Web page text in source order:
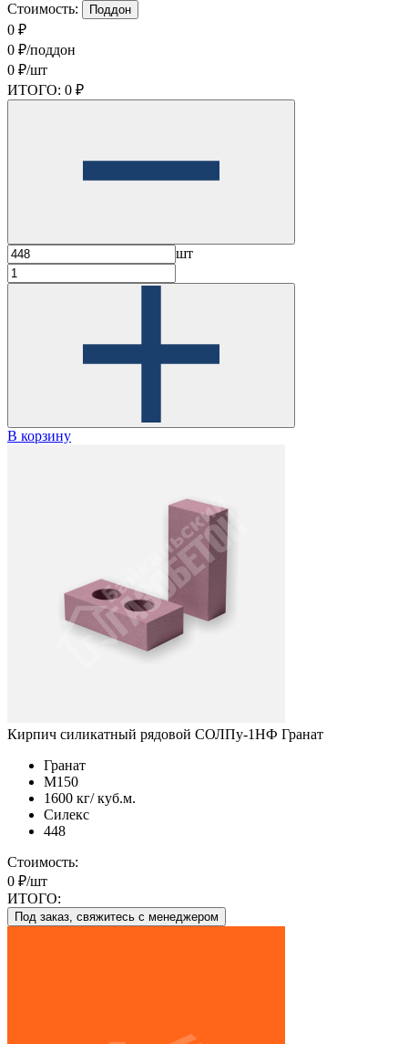
Стоимость: Поддон
0 ₽
0 ₽/поддон
0 ₽/шт
ИТОГО: 0 ₽
шт
В корзину
Кирпич силикатный рядовой СОЛПу-1НФ Гранат
Гранат
М150
1600 кг/ куб.м.
Силекс
448
Стоимость:
0 ₽/шт
ИТОГО:
Под заказ, свяжитесь с менеджером